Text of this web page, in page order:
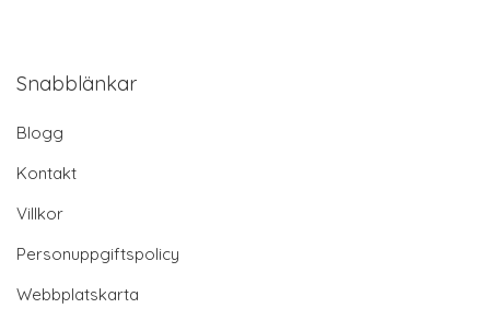
Snabblänkar
Blogg
Kontakt
Villkor
Personuppgiftspolicy
Webbplatskarta